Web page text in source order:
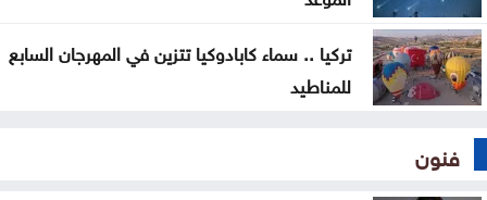
تركيا .. سماء كابادوكيا تتزين في المهرجان السابع
للمناطيد
فنون